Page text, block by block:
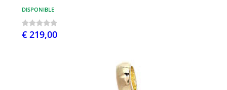
DISPONIBLE
€ 219,00